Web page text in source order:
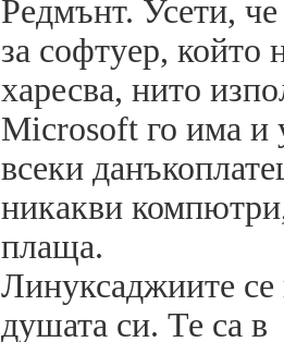
Редмънт. Усети,
за софтуер, който
харесва, нито
Microsoft го има и
всеки
никакви
плаща.
Линуксаджиите се
душата си. Те са в